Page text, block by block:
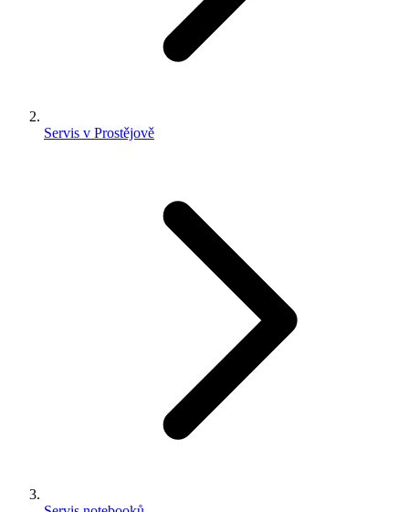
Servis v Prostějově